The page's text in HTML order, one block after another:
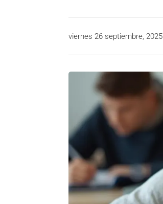
viernes 26 septiembre, 2025